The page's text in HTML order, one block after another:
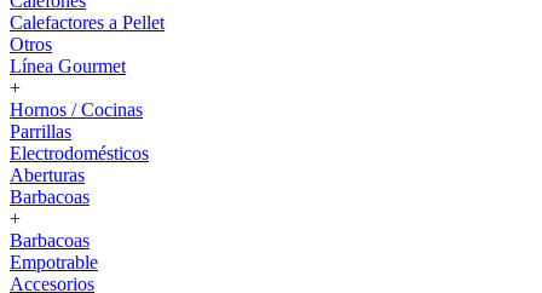
Calefactores a Pellet
Otros
Línea Gourmet
+
Hornos / Cocinas
Parrillas
Electrodomésticos
Aberturas
Barbacoas
+
Barbacoas
Empotrable
Accesorios